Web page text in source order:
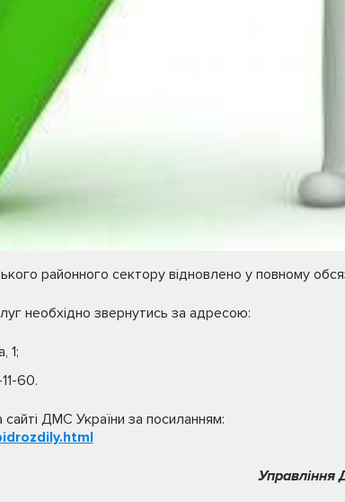
районного сектору відновлено у повному
необхідно звернутись за адресою:
1;
60.
ДМС України за посиланням:
Управління